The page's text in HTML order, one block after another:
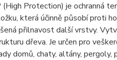
Protection) je ochranná
která účinně působí proti
přilnavost další vrstvy.
dřeva. Je určen pro
domů, chaty, altány,